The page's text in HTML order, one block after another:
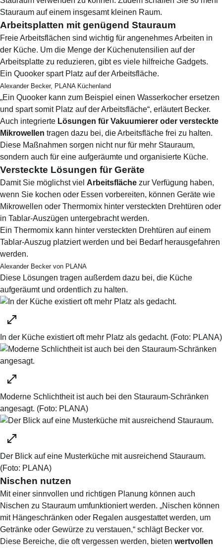
Stauraum auf einem insgesamt kleinen Raum.
Arbeitsplatten mit genügend Stauraum
Freie Arbeitsflächen sind wichtig für angenehmes Arbeiten in
der Küche. Um die Menge der Küchenutensilien auf der
Arbeitsplatte zu reduzieren, gibt es viele hilfreiche Gadgets.
Ein Quooker spart Platz auf der Arbeitsfläche.
Alexander Becker, PLANA Küchenland
„Ein Quooker kann zum Beispiel einen Wasserkocher ersetzen
und spart somit Platz auf der Arbeitsfläche“, erläutert Becker.
Auch integrierte Lösungen für Vakuumierer oder versteckte
Mikrowellen tragen dazu bei, die Arbeitsfläche frei zu halten.
Diese Maßnahmen sorgen nicht nur für mehr Stauraum,
sondern auch für eine aufgeräumte und organisierte Küche.
Versteckte Lösungen für Geräte
Damit Sie möglichst viel Arbeitsfläche zur Verfügung haben,
wenn Sie kochen oder Essen vorbereiten, können Geräte wie
Mikrowellen oder Thermomix hinter versteckten Drehtüren oder
in Tablar-Auszügen untergebracht werden.
Ein Thermomix kann hinter versteckten Drehtüren auf einem
Tablar-Auszug platziert werden und bei Bedarf herausgefahren
werden.
Alexander Becker von PLANA
Diese Lösungen tragen außerdem dazu bei, die Küche
aufgeräumt und ordentlich zu halten.
In der Küche existiert oft mehr Platz als gedacht. (Foto: PLANA)
Moderne Schlichtheit ist auch bei den Stauraum-Schränken
angesagt. (Foto: PLANA)
Der Blick auf eine Musterküche mit ausreichend Stauraum.
(Foto: PLANA)
Nischen nutzen
Mit einer sinnvollen und richtigen Planung können auch
Nischen zu Stauraum umfunktioniert werden. „Nischen können
mit Hängeschränken oder Regalen ausgestattet werden, um
Getränke oder Gewürze zu verstauen,“ schlägt Becker vor.
Diese Bereiche, die oft vergessen werden, bieten wertvollen